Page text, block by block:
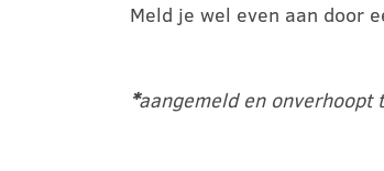
Meld je wel even aan door
*aangemeld en onverhoopt